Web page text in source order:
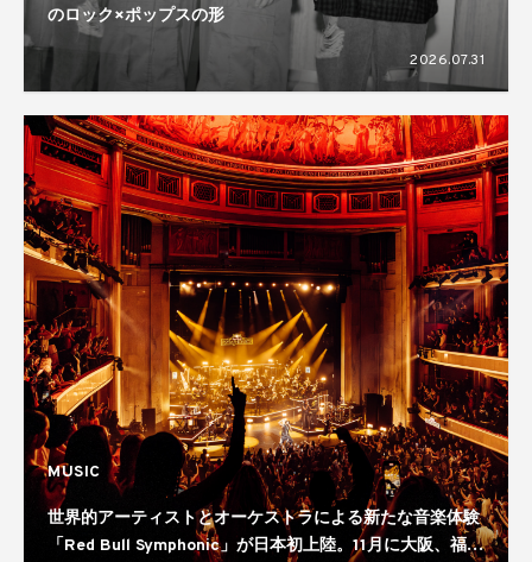
のロック×ポップスの形
2026.07.31
MUSIC
世界的アーティストとオーケストラによる新たな音楽体験
「Red Bull Symphonic」が日本初上陸。11月に大阪、福